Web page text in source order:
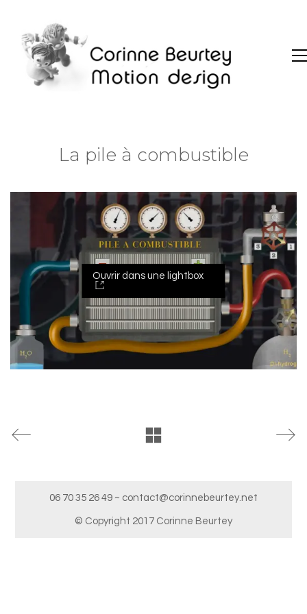
La pile à combustible
Ouvrir dans une lightbox
06 70 35 26 49 ~ contact@corinnebeurtey.net
© Copyright 2017 Corinne Beurtey